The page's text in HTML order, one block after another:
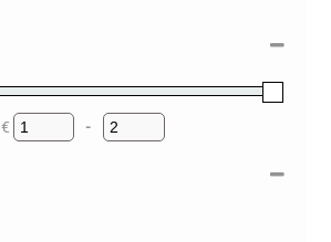
€
Minimum Price
-
Maximum Price